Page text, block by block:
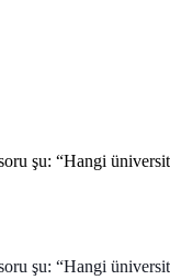
şu: “Hangi
şu: “Hangi